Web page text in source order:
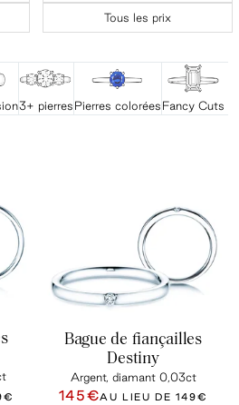
Tous les prix
3+ pierres Pierres colorées Fancy Cuts
Bague de fiançailles
Destiny
Argent, diamant 0,03ct
145€AU LIEU DE 149€